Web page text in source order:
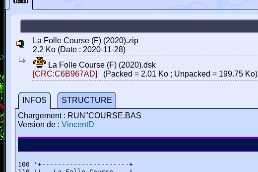
La Folle Course (F) (2020).zip
2.2 Ko (Date : 2020-11-28)
La Folle Course (F) (2020).dsk
[CRC:C6B967AD]
(Packed = 2.01 Ko ; Unpacked = 199.75 Ko)
INFOS
STRUCTURE
Chargement : RUN"COURSE.BAS
Version de : VincentD
100 '+----------------------+